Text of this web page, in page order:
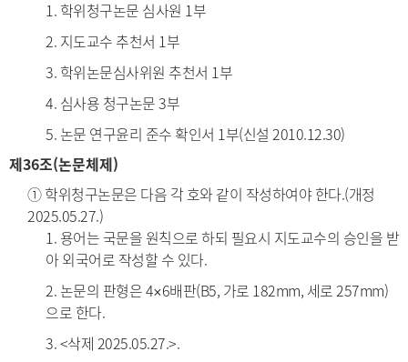
1. 학위청구논문 심사원 1부
2. 지도교수 추천서 1부
3. 학위논문심사위원 추천서 1부
4. 심사용 청구논문 3부
5. 논문 연구윤리 준수 확인서 1부(신설 2010.12.30)
제36조(논문체제)
① 학위청구논문은 다음 각 호와 같이 작성하여야 한다.(개정
2025.05.27.)
1. 용어는 국문을 원칙으로 하되 필요시 지도교수의 승인을 받
아 외국어로 작성할 수 있다.
2. 논문의 판형은 4×6배판(B5, 가로 182mm, 세로 257mm)
으로 한다.
3. <삭제 2025.05.27.>.